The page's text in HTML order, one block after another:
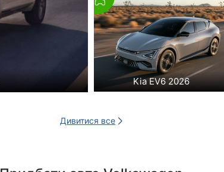
Kia EV6 2026
Дивитися все